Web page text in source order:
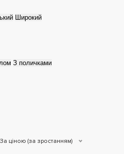
Широкий
З поличками
За ціною (за зростанням)